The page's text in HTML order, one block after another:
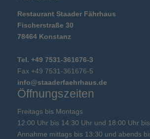
Restaurant Staader Fährhaus
Fischerstraße 30
78464 Konstanz
Tel. +49 7531-361676-3
Fax +49 7531-361676-5
info@staaderfaehrhaus.de
Öffnungszeiten
Freitags bis Montags
12:00 Uhr bis 14:30 Uhr und 18:00 Uhr
Annahme mittags bis 13:30 und abends